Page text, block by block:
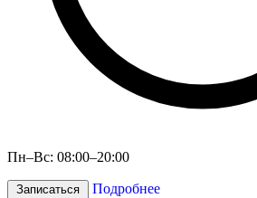
Пн–Вс: 08:00–20:00
Записаться Подробнее